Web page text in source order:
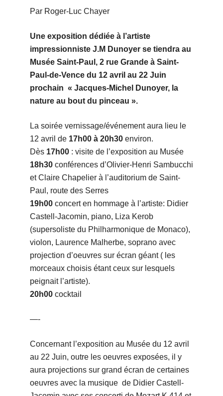
Par Roger-Luc Chayer
Une exposition dédiée à l’artiste
impressionniste J.M Dunoyer se tiendra au
Musée Saint-Paul, 2 rue Grande à Saint-
Paul-de-Vence du 12 avril au 22 Juin
prochain « Jacques-Michel Dunoyer, la
nature au bout du pinceau ».
La soirée vernissage/événement aura lieu le
12 avril de 17h00 à 20h30environ.
Dès 17h00: visite de l’exposition au Musée
18h30conférences d’Olivier-Henri Sambucchi
et Claire Chapelier à l’auditorium de Saint-
Paul, route des Serres
19h00concert en hommage à l’artiste: Didier
Castell-Jacomin, piano, Liza Kerob
(supersoliste du Philharmonique de Monaco),
violon, Laurence Malherbe, soprano avec
projection d’oeuvres sur écran géant ( les
morceaux choisis étant ceux sur lesquels
peignait l’artiste).
20h00 cocktail
—-
Concernant l’exposition au Musée du 12 avril
au 22 Juin, outre les oeuvres exposées, il y
aura projections sur grand écran de certaines
oeuvres avec la musique de Didier Castell-